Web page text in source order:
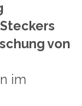
von
im